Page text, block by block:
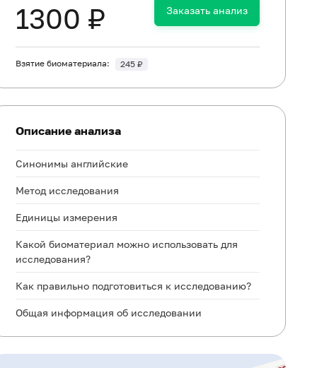
1300 ₽ Заказать анализ
Взятие биоматериала: 245 ₽
Описание анализа
Синонимы английские
Метод исследования
Единицы измерения
Какой биоматериал можно использовать для
исследования?
Как правильно подготовиться к исследованию?
Общая информация об исследовании
Для чего используется исследование?